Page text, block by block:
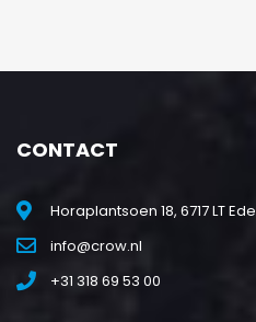
CONTACT
Horaplantsoen 18, 6717 LT Ede
info@crow.nl
+31 318 69 53 00